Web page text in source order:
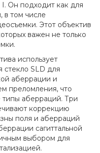
Он подходит как для
в том числе
Этот объектив
важен не только
использует
стекло SLD для
аберрации и
преломления, что
типы аберраций. Три
коррекцию
поля и аберраций
сагиттальной
выбором для